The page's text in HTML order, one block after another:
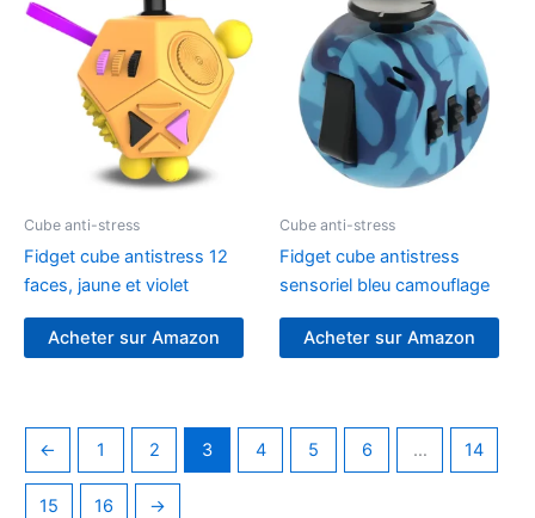
Cube anti-stress
Fidget cube antistress 12
faces, jaune et violet
Acheter sur Amazon
Cube anti-stress
Fidget cube antistress
sensoriel bleu camouflage
Acheter sur Amazon
← 1 2 3 4 5 6 … 14
15 16 →